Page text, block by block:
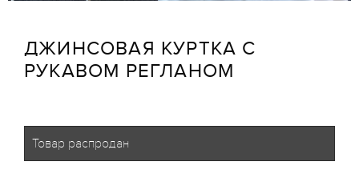
ДЖИНСОВАЯ КУРТКА С
РУКАВОМ РЕГЛАНОМ
Товар распродан